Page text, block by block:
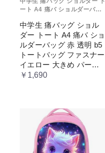
ート A4 痛バ ショルダーバッ
中学生 痛バッグ ショル
ダー トート A4 痛バ ショ
ルダーバッグ 赤 透明 b5
トートバッグ ファスナー
イエロー 大きめ パープ
ル 水色 いたばっく 痛バ
推し色 肩掛け レディー
￥1,690